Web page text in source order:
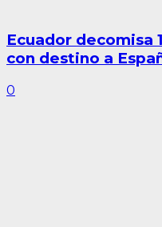
Ecuador decomisa
con destino a
0